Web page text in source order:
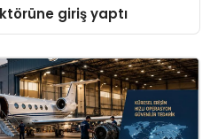
giriş yaptı